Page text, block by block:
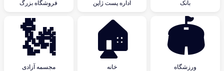
بانک اداره پست ژاپن فروشگاه بزرگ
🏟
ورزشگاه
🏠
خانه
🗽
مجسمه آزادی